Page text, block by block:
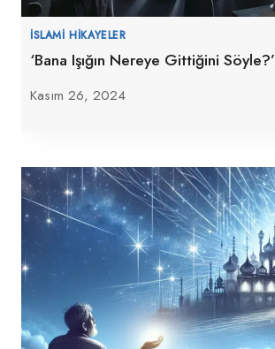
İSLAMI HIKAYELER
‘Bana Işığın Nereye Gittiğini Söyle?’
Kasım 26, 2024